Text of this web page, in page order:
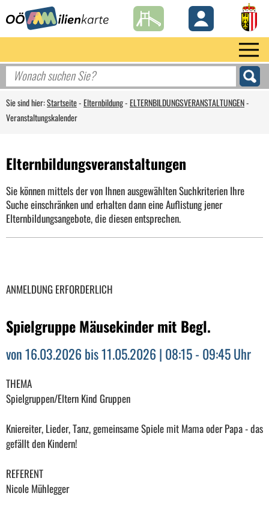
Sie sind hier:Startseite-Elternbildung-ELTERNBILDUNGSVERANSTALTUNGEN-
Veranstaltungskalender
Elternbildungsveranstaltungen
Sie können mittels der von Ihnen ausgewählten Suchkriterien Ihre
Suche einschränken und erhalten dann eine Auflistung jener
Elternbildungsangebote, die diesen entsprechen.
ANMELDUNG ERFORDERLICH
Spielgruppe Mäusekinder mit Begl.
von 16.03.2026 bis 11.05.2026 | 08:15 - 09:45 Uhr
THEMA
Spielgruppen/Eltern Kind Gruppen
Kniereiter, Lieder, Tanz, gemeinsame Spiele mit Mama oder Papa - das
gefällt den Kindern!
REFERENT
Nicole Mühlegger